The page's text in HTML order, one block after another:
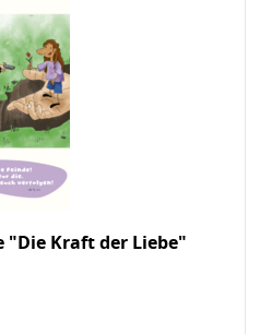
"Die Kraft der Liebe"